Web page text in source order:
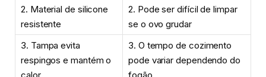
2. Material de silicone
resistente
2. Pode ser difícil de limpar
se o ovo grudar
3. Tampa evita
respingos e mantém o
3. O tempo de cozimento
pode variar dependendo do